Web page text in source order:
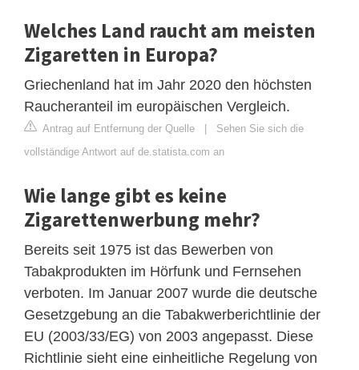
Welches Land raucht am meisten
Zigaretten in Europa?
Griechenland hat im Jahr 2020 den höchsten
Raucheranteil im europäischen Vergleich.
Antrag auf Entfernung der Quelle | Sehen Sie sich die
vollständige Antwort auf de.statista.com an
Wie lange gibt es keine
Zigarettenwerbung mehr?
Bereits seit 1975 ist das Bewerben von
Tabakprodukten im Hörfunk und Fernsehen
verboten. Im Januar 2007 wurde die deutsche
Gesetzgebung an die Tabakwerberichtlinie der
EU (2003/33/EG) von 2003 angepasst. Diese
Richtlinie sieht eine einheitliche Regelung von